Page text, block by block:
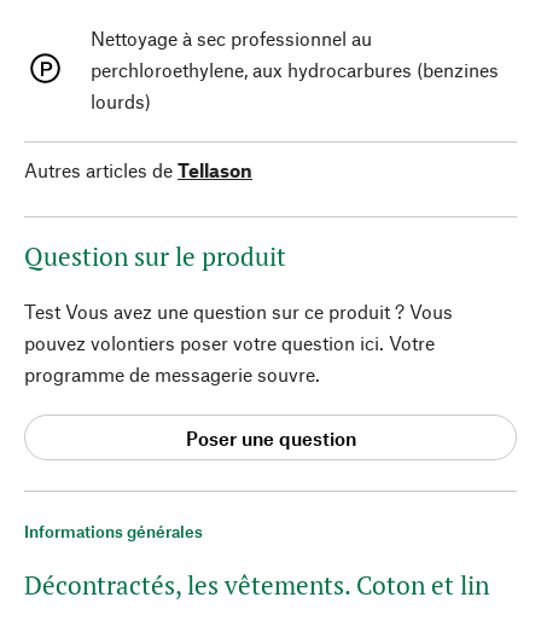
Informations générales
Décontractés, les vêtements. Coton et lin
Nettoyage à sec professionnel au
perchloroethylene, aux hydrocarbures (benzines
lourds)
Autres articles de Tellason
Question sur le produit
Test Vous avez une question sur ce produit ? Vous
pouvez volontiers poser votre question ici. Votre
programme de messagerie souvre.
Poser une question